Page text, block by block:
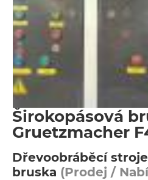
Širokopásová
Gruetzmacher
Dřevoobráběcí
bruska (Prodej /